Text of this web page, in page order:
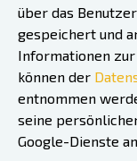
über das
gespeichert und
Informationen
können der
entnommen
seine
Google-Dienste